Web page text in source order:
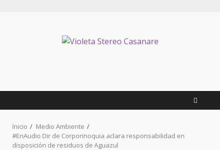
Inicio
Medio Ambiente
#EnAudio Dir de Corporinoquia aclara responsabilidad en
disposición de residuos de Aguazul